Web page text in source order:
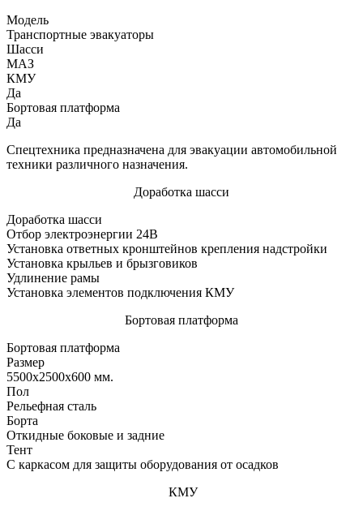
Модель
Транспортные эвакуаторы
Шасси
МАЗ
КМУ
Да
Бортовая платформа
Да
Спецтехника предназначена для эвакуации автомобильной
техники различного назначения.
Доработка шасси
Доработка шасси
Отбор электроэнергии 24В
Установка ответных кронштейнов крепления надстройки
Установка крыльев и брызговиков
Удлинение рамы
Установка элементов подключения КМУ
Бортовая платформа
Бортовая платформа
Размер
5500х2500х600 мм.
Пол
Рельефная сталь
Борта
Откидные боковые и задние
Тент
С каркасом для защиты оборудования от осадков
КМУ